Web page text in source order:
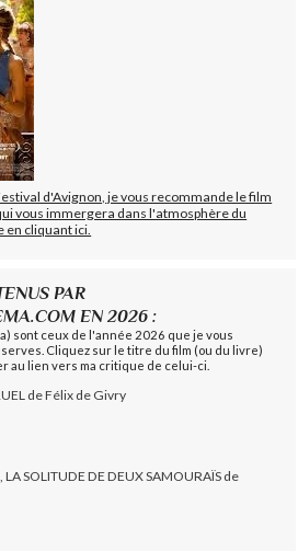
d'Avignon, je vous recommande le film
vous immergera dans l'atmosphère du
en cliquant ici.
PAR
EN 2026 :
sont ceux de l'année 2026 que je vous
Cliquez sur le titre du film (ou du livre)
au lien vers ma critique de celui-ci.
de Félix de Givry
LA SOLITUDE DE DEUX SAMOURAÏS de